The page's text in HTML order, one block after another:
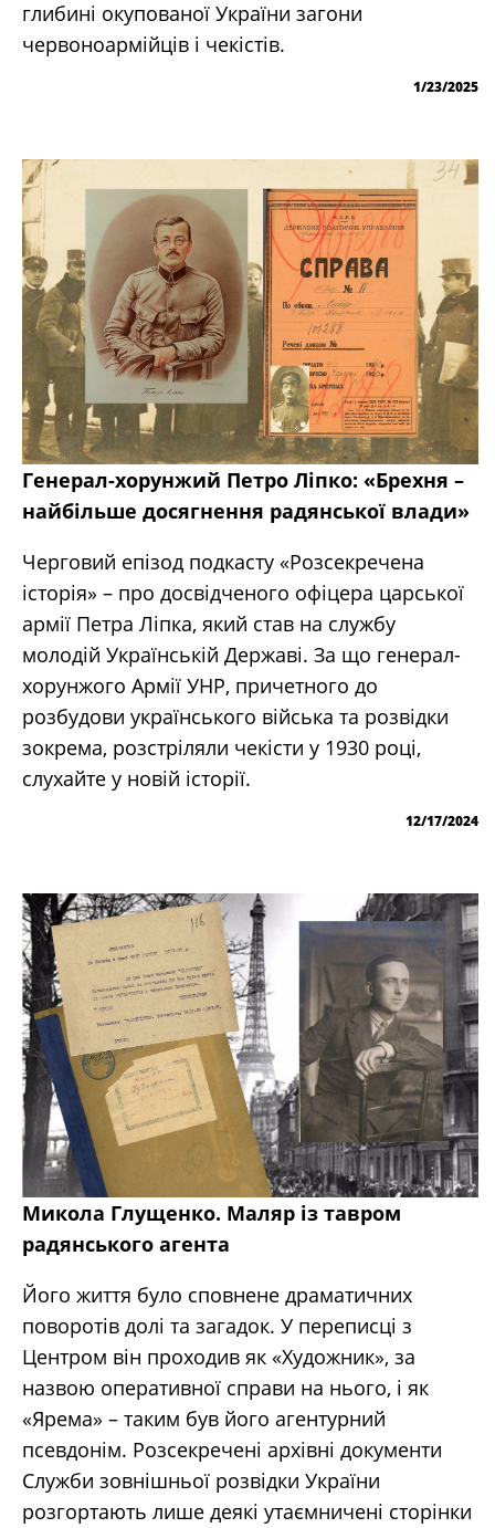
глибині окупованої України загони
червоноармійців і чекістів.
1/23/2025
Генерал-хорунжий Петро Ліпко: «Брехня –
найбільше досягнення радянської влади»
Черговий епізод подкасту «Розсекречена
історія» – про досвідченого офіцера царської
армії Петра Ліпка, який став на службу
молодій Українській Державі. За що генерал-
хорунжого Армії УНР, причетного до
розбудови українського війська та розвідки
зокрема, розстріляли чекісти у 1930 році,
слухайте у новій історії.
12/17/2024
Микола Глущенко. Маляр із тавром
радянського агента
Його життя було сповнене драматичних
поворотів долі та загадок. У переписці з
Центром він проходив як «Художник», за
назвою оперативної справи на нього, і як
«Ярема» – таким був його агентурний
псевдонім. Розсекречені архівні документи
Служби зовнішньої розвідки України
розгортають лише деякі утаємничені сторінки